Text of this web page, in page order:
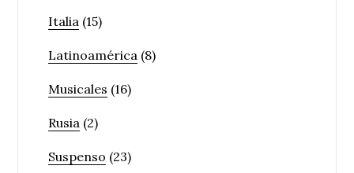
Italia (15)
Latinoamérica (8)
Musicales (16)
Rusia (2)
Suspenso (23)